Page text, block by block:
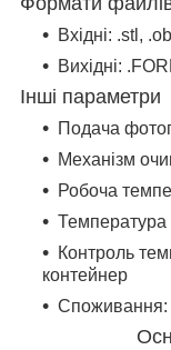
Вхідні: .stl,
Вихідні:
Інші параметри
Подача
Механізм
Робоча
Температура
Контроль
контейнер
Споживання: